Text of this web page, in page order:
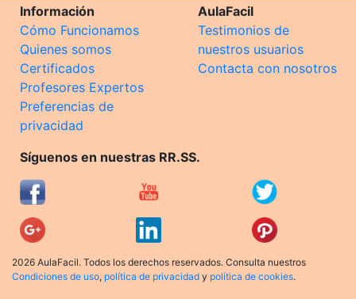
Información
Cómo Funcionamos
Quienes somos
Certificados
Profesores Expertos
Preferencias de
privacidad
AulaFacil
Testimonios de
nuestros usuarios
Contacta con nosotros
Síguenos en nuestras RR.SS.
2026 AulaFacil. Todos los derechos reservados. Consulta nuestros
Condiciones de uso, política de privacidad y política de cookies.